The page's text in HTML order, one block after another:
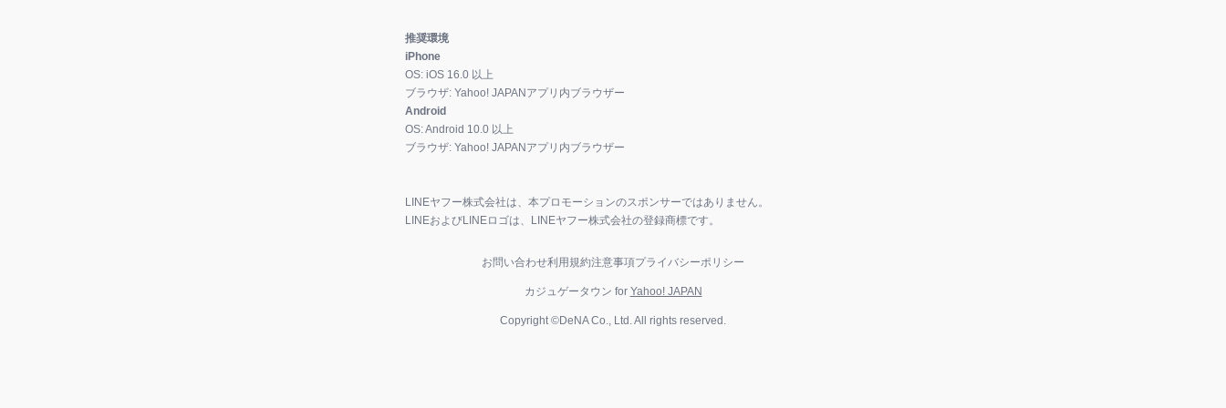
推奨環境
iPhone
OS: iOS 16.0 以上
ブラウザ: Yahoo! JAPANアプリ内ブラウザー
Android
OS:Android 10.0 以上
ブラウザ: Yahoo! JAPANアプリ内ブラウザー
LINEヤフー株式会社は、本プロモーションのスポンサーではありません。
LINEおよびLINEロゴは、LINEヤフー株式会社の登録商標です。
お問い合わせ利用規約注意事項プライバシーポリシー
カジュゲータウン for Yahoo! JAPAN
Copyright ©DeNA Co., Ltd. All rights reserved.